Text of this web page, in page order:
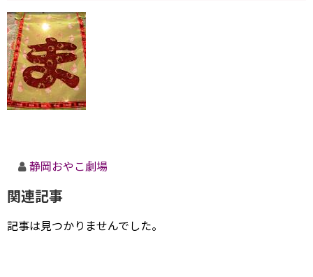
静岡おやこ劇場
関連記事
記事は見つかりませんでした。